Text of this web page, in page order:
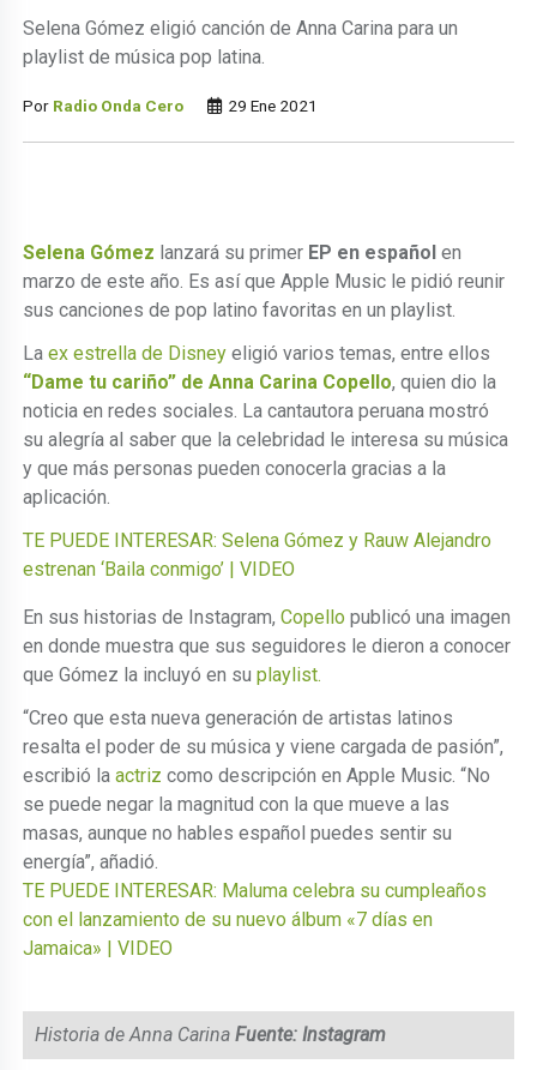
Selena Gómez eligió canción de Anna Carina para un
playlist de música pop latina.
Por Radio Onda Cero 29 Ene 2021
Selena Gómez lanzará su primer EP en español en
marzo de este año. Es así que Apple Music le pidió reunir
sus canciones de pop latino favoritas en un playlist.
Laex estrella de Disney eligió varios temas, entre ellos
“Dame tu cariño” de Anna Carina Copello, quien dio la
noticia en redes sociales. La cantautora peruana mostró
su alegría al saber que la celebridad le interesa su música
y que más personas pueden conocerla gracias a la
aplicación.
TE PUEDE INTERESAR: Selena Gómez y Rauw Alejandro
estrenan ‘Baila conmigo’ | VIDEO
En sus historias de Instagram,Copello publicó una imagen
en donde muestra que sus seguidores le dieron a conocer
que Gómez la incluyó en suplaylist.
“Creo que esta nueva generación de artistas latinos
resalta el poder de su música y viene cargada de pasión”,
escribió laactriz como descripción en Apple Music. “No
se puede negar la magnitud con la que mueve a las
masas, aunque no hables español puedes sentir su
energía”, añadió.
TE PUEDE INTERESAR: Maluma celebra su cumpleaños
con el lanzamiento de su nuevo álbum «7 días en
Jamaica» | VIDEO
Historia de Anna CarinaFuente: Instagram